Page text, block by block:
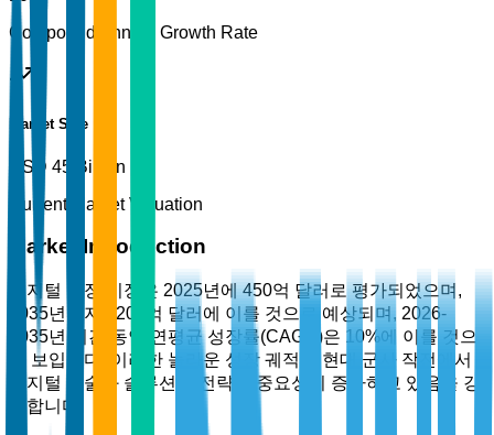
Compound Annual Growth Rate
Market Size
USD 45 Billion
Current Market Valuation
Market Introduction
디지털 전장 시장은 2025년에 450억 달러로 평가되었으며,
2035년까지 1200억 달러에 이를 것으로 예상되며, 2026-
2035년 기간 동안 연평균 성장률(CAGR)은 10%에 이를 것으
로 보입니다. 이러한 놀라운 성장 궤적은 현대 군사 작전에서
디지털 기술과 솔루션의 전략적 중요성이 증가하고 있음을 강
조합니다.